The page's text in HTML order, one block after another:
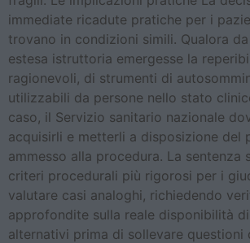
immediate ricadute pratiche per i
trovano in condizioni simili. Qualora
estesa istruttoria emergesse la
ragionevoli, di strumenti di
utilizzabili da persone nello stato
caso, il Servizio sanitario nazionale
acquisirli e metterli a disposizione del
ammesso alla procedura. La sentenza
criteri procedurali più rigorosi per i
valutare casi analoghi, richiedendo
approfondite sulla reale disponibilità
alternativi prima di sollevare questioni